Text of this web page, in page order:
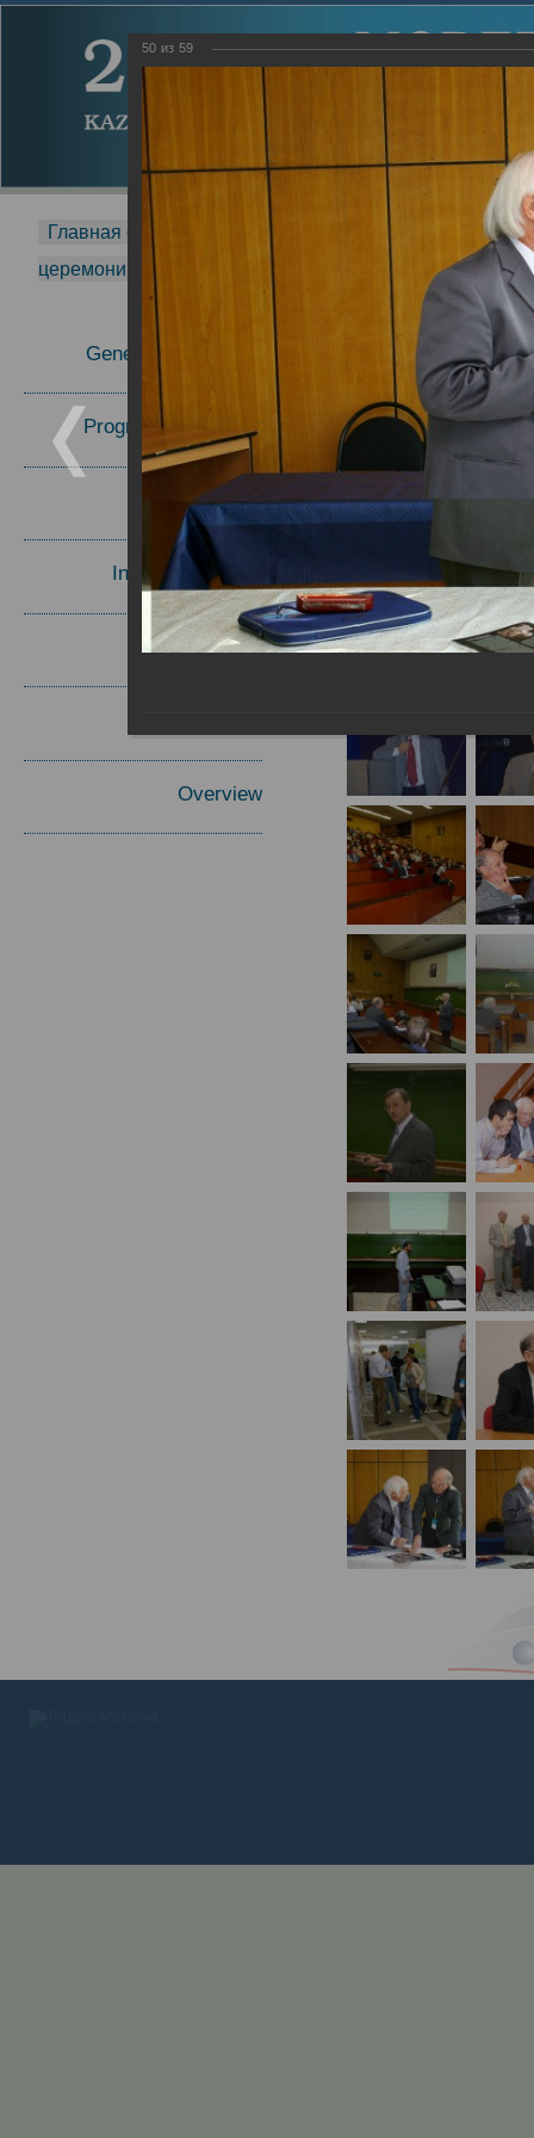
Главная страница MDMR
Международная
церемонии вручения премии Zavoisky Award - 2007 г.
General Information
Program Committee
Topics
Invited Speakers
Materials
Overview
Report
2007 г.
50 из 59